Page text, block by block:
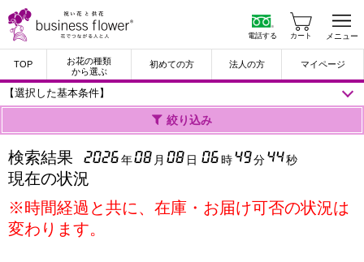
電話する カート メニュー
TOP
お花の種類
から選ぶ
初めての方 法人の方 マイページ
【選択した基本条件】
絞り込み
検索結果 2026 年08 月 08 日 06 時 49分 44秒
現在の状況
※時間経過と共に、在庫・お届け可否の状況は
変わります。